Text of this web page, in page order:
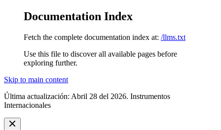
Documentation Index
Fetch the complete documentation index at: /llms.txt
Use this file to discover all available pages before
exploring further.
Skip to main content
Última actualización: Abril 28 del 2026. Instrumentos
Internacionales